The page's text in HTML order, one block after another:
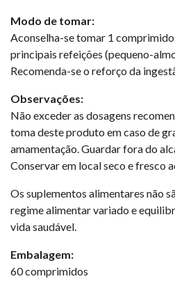
Modo de tomar:
Aconselha-se tomar 1
principais refeições (pequeno-
Recomenda-se o reforço da
Observações:
Não exceder as dosagens
toma deste produto em caso de
amamentação. Guardar fora do
Conservar em local seco e fresco
Os suplementos alimentares não
regime alimentar variado e
vida saudável.
Embalagem:
60 comprimidos